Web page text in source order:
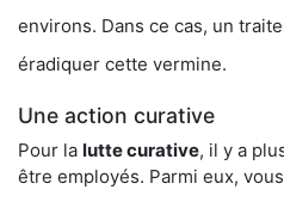
environs. Dans ce cas, un
éradiquer cette vermine.
Une action curative
Pour la lutte curative, il y a
être employés. Parmi eux,